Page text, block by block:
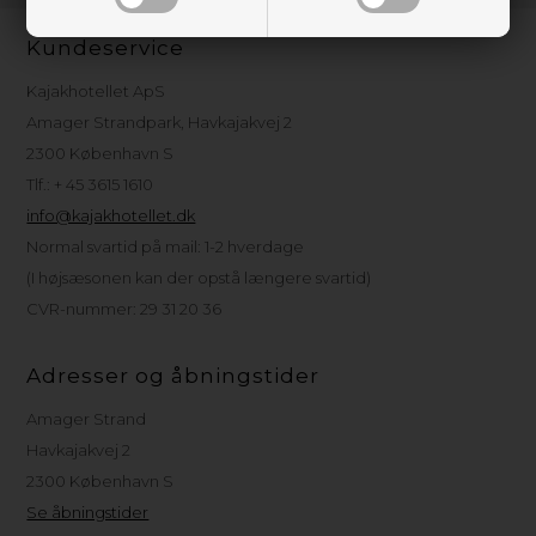
Kundeservice
Kajakhotellet ApS
Amager Strandpark, Havkajakvej 2
2300 København S
Tlf.: + 45 3615 1610
info@kajakhotellet.dk
Normal svartid på mail: 1-2 hverdage
(I højsæsonen kan der opstå længere svartid)
CVR-nummer: 29 31 20 36
Adresser og åbningstider
Amager Strand
Havkajakvej 2
2300 København S
Se åbningstider